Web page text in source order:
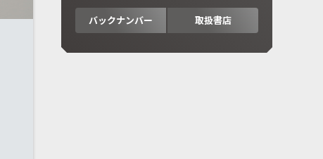
バックナンバー 取扱書店